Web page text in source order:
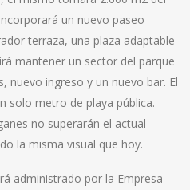
un nuevo paseo
terraza, una plaza adaptable
mantener un sector del parque
nuevo ingreso y un nuevo bar. El
solo metro de playa pública.
no superarán el actual
la misma visual que hoy.
administrado por la Empresa